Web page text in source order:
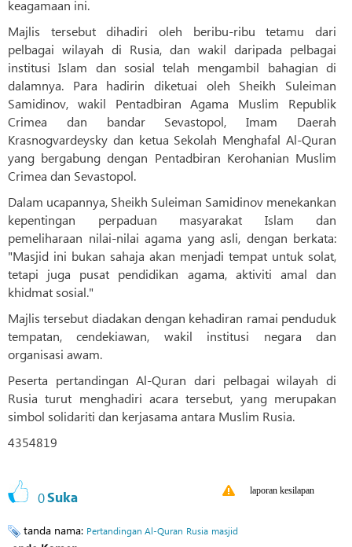
keagamaan ini.
Majlis tersebut dihadiri oleh beribu-ribu tetamu dari
pelbagai wilayah di Rusia, dan wakil daripada pelbagai
institusi Islam dan sosial telah mengambil bahagian di
dalamnya. Para hadirin diketuai oleh Sheikh Suleiman
Samidinov, wakil Pentadbiran Agama Muslim Republik
Crimea dan bandar Sevastopol, Imam Daerah
Krasnogvardeysky dan ketua Sekolah Menghafal Al-Quran
yang bergabung dengan Pentadbiran Kerohanian Muslim
Crimea dan Sevastopol.
Dalam ucapannya, Sheikh Suleiman Samidinov menekankan
kepentingan perpaduan masyarakat Islam dan
pemeliharaan nilai-nilai agama yang asli, dengan berkata:
"Masjid ini bukan sahaja akan menjadi tempat untuk solat,
tetapi juga pusat pendidikan agama, aktiviti amal dan
khidmat sosial."
Majlis tersebut diadakan dengan kehadiran ramai penduduk
tempatan, cendekiawan, wakil institusi negara dan
organisasi awam.
Peserta pertandingan Al-Quran dari pelbagai wilayah di
Rusia turut menghadiri acara tersebut, yang merupakan
simbol solidariti dan kerjasama antara Muslim Rusia.
4354819
0Suka laporan kesilapan
tanda nama: Pertandingan Al-Quran Rusia masjid